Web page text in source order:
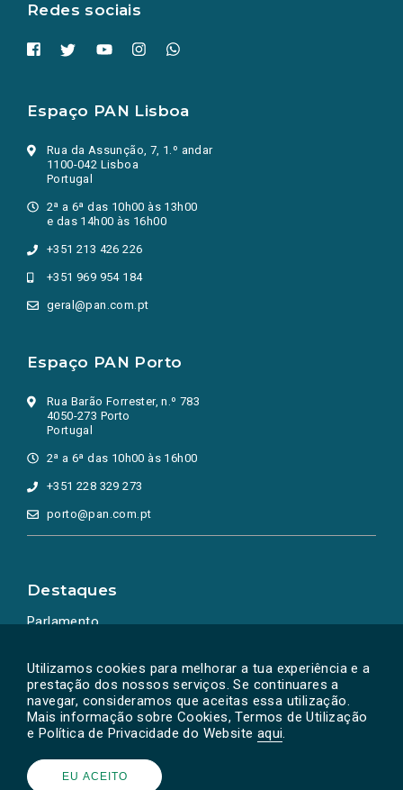
Utilizamos cookies para melhorar a tua experiência e a
prestação dos nossos serviços. Se continuares a
navegar, consideramos que aceitas essa utilização.
Mais informação sobre Cookies, Termos de Utilização
e Política de Privacidade do Website aqui.
EU ACEITO
Redes sociais
Espaço PAN Lisboa
Rua da Assunção, 7, 1.º andar
1100-042 Lisboa
Portugal
2ª a 6ª das 10h00 às 13h00
e das 14h00 às 16h00
+351 213 426 226
+351 969 954 184
geral@pan.com.pt
Espaço PAN Porto
Rua Barão Forrester, n.º 783
4050-273 Porto
Portugal
2ª a 6ª das 10h00 às 16h00
+351 228 329 273
porto@pan.com.pt
Destaques
Parlamento
Powered by © PAN 2026